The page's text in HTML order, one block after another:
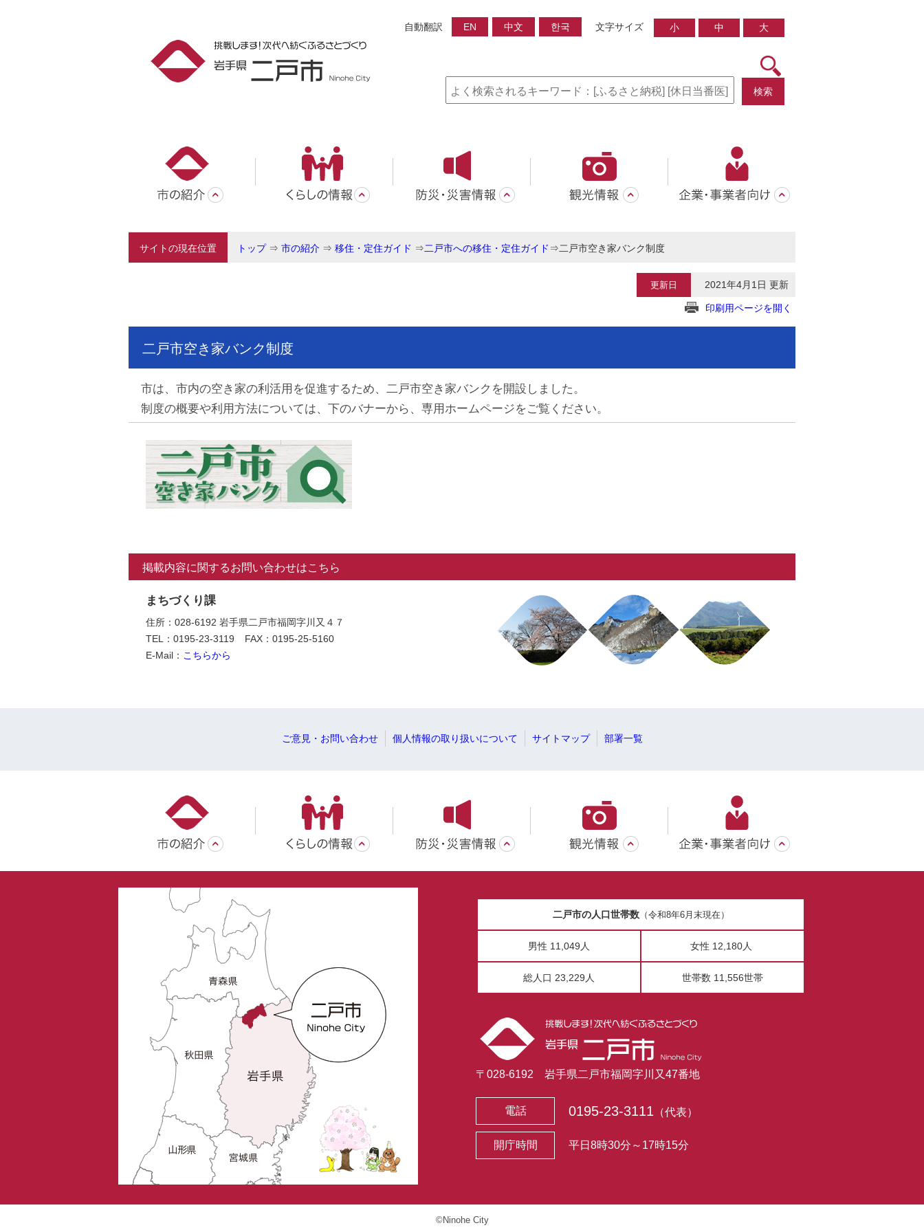
自動翻訳 EN 中文 한국 文字サイズ 小 中 大
検索
サイトの現在位置 トップ⇒ 市の紹介 ⇒ 移住・定住ガイド ⇒二戸市への移住・定住ガイド ⇒二戸市空き家バンク制度
更新日 2021年4月1日 更新
印刷用ページを開く
二戸市空き家バンク制度
市は、市内の空き家の利活用を促進するため、二戸市空き家バンクを開設しました。
制度の概要や利用方法については、下のバナーから、専用ホームページをご覧ください。
掲載内容に関するお問い合わせはこちら
まちづくり課
住所：028-6192 岩手県二戸市福岡字川又４７
TEL：0195-23-3119
FAX：0195-25-5160
E-Mail： こちらから
ご意見・お問い合わせ 個人情報の取り扱いについて サイトマップ 部署一覧
二戸市の人口世帯数（令和8年6月末現在）
男性 11,049人 女性 12,180人
総人口 23,229人 世帯数 11,556世帯
〒028-6192 岩手県二戸市福岡字川又47番地
電話 0195-23-3111 （代表）
開庁時間 平日8時30分～17時15分
©Ninohe City